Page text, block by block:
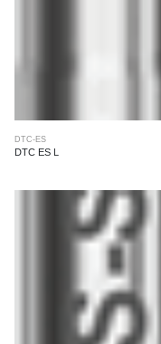
DTC-ES
DTC ES L